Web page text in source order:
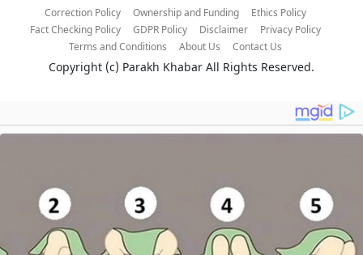
Correction Policy Ownership and Funding
Ethics Policy
Fact Checking Policy
GDPR Policy Disclaimer
Privacy Policy
Terms and Conditions
About Us Contact Us
Copyright (c) Parakh Khabar All Rights Reserved.